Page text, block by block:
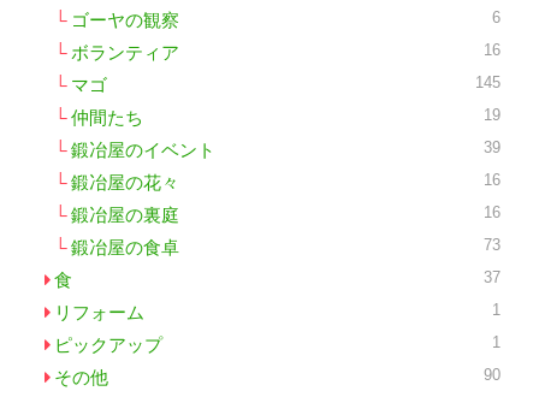
ゴーヤの観察 6
ボランティア 16
マゴ 145
仲間たち 19
鍛冶屋のイベント 39
鍛冶屋の花々 16
鍛冶屋の裏庭 16
鍛冶屋の食卓 73
食 37
リフォーム 1
ピックアップ 1
その他 90